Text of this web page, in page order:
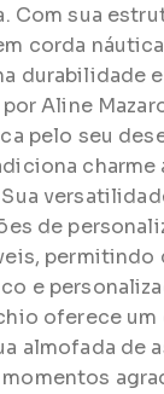
Com sua
corda
durabilidade
Aline
pelo seu
charme
de
permitindo
e
oferece
almofada de